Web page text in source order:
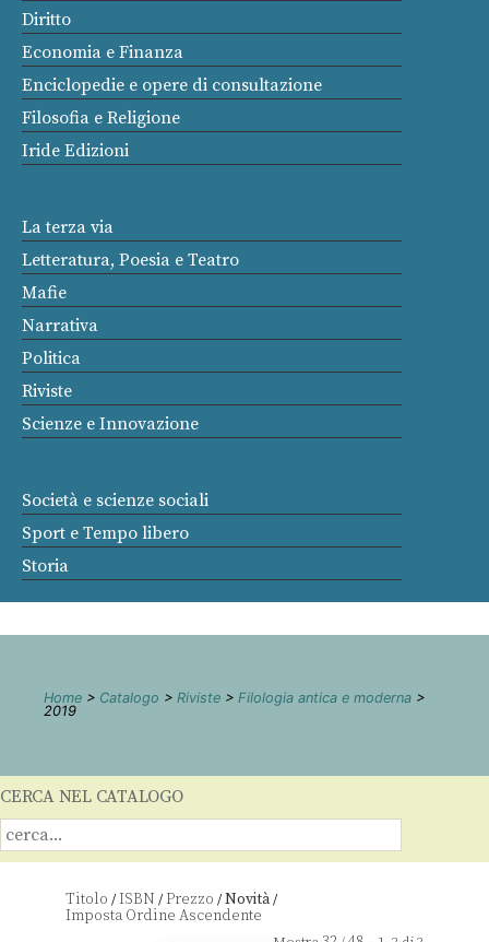
Diritto
Economia e Finanza
Enciclopedie e opere di consultazione
Filosofia e Religione
Iride Edizioni
La terza via
Letteratura, Poesia e Teatro
Mafie
Narrativa
Politica
Riviste
Scienze e Innovazione
Società e scienze sociali
Sport e Tempo libero
Storia
Home > Catalogo > Riviste > Filologia antica e moderna >
2019
CERCA NEL CATALOGO
Titolo /ISBN /Prezzo /Novità/